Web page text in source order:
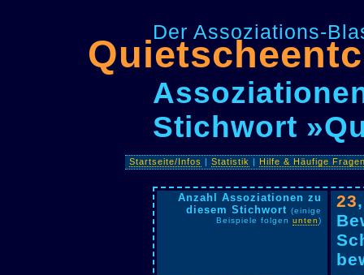
Der Assoziations-
Stichwort
Startseite/Infos |Statistik |Hilfe & Häufige
Anzahl Assoziationen zu
diesem Stichwort (einige
Beispiele folgen unten)
23